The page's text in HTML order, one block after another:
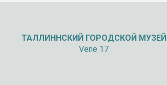
ТАЛЛИННСКИЙ ГОРОДСКОЙ МУЗЕЙ
Vene 17